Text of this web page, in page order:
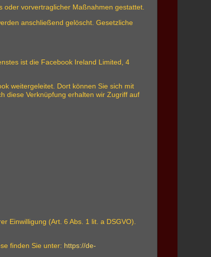
oder vorvertraglicher Maßnahmen gestattet.
anschließend gelöscht. Gesetzliche
ist die Facebook Ireland Limited, 4
weitergeleitet. Dort können Sie sich mit
diese Verknüpfung erhalten wir Zugriff auf
Einwilligung (Art. 6 Abs. 1 lit. a DSGVO).
finden Sie unter: https://de-